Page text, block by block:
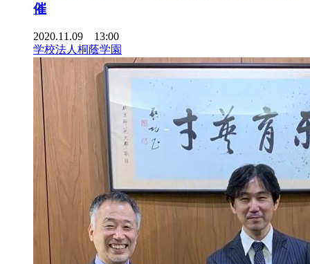
催
2020.11.09 13:00
学校法人桐蔭学園